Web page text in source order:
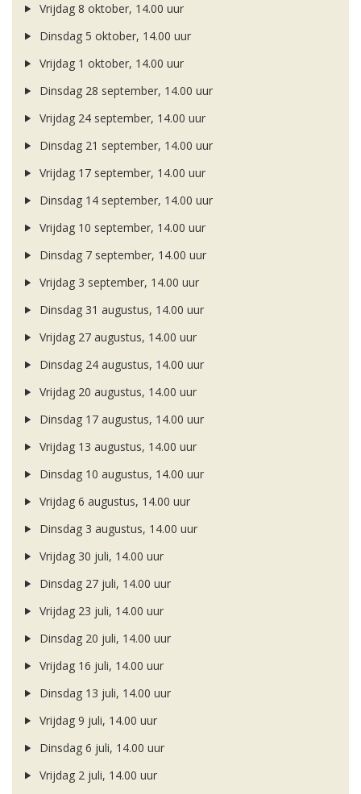
Vrijdag 8 oktober, 14.00 uur
Dinsdag 5 oktober, 14.00 uur
Vrijdag 1 oktober, 14.00 uur
Dinsdag 28 september, 14.00 uur
Vrijdag 24 september, 14.00 uur
Dinsdag 21 september, 14.00 uur
Vrijdag 17 september, 14.00 uur
Dinsdag 14 september, 14.00 uur
Vrijdag 10 september, 14.00 uur
Dinsdag 7 september, 14.00 uur
Vrijdag 3 september, 14.00 uur
Dinsdag 31 augustus, 14.00 uur
Vrijdag 27 augustus, 14.00 uur
Dinsdag 24 augustus, 14.00 uur
Vrijdag 20 augustus, 14.00 uur
Dinsdag 17 augustus, 14.00 uur
Vrijdag 13 augustus, 14.00 uur
Dinsdag 10 augustus, 14.00 uur
Vrijdag 6 augustus, 14.00 uur
Dinsdag 3 augustus, 14.00 uur
Vrijdag 30 juli, 14.00 uur
Dinsdag 27 juli, 14.00 uur
Vrijdag 23 juli, 14.00 uur
Dinsdag 20 juli, 14.00 uur
Vrijdag 16 juli, 14.00 uur
Dinsdag 13 juli, 14.00 uur
Vrijdag 9 juli, 14.00 uur
Dinsdag 6 juli, 14.00 uur
Vrijdag 2 juli, 14.00 uur